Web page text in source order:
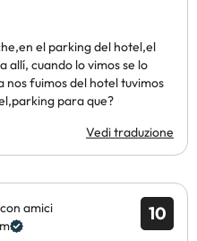
el parking del hotel,el
allí, cuando lo vimos se lo
fuimos del hotel tuvimos
para que?
Vedi traduzione
10
amici